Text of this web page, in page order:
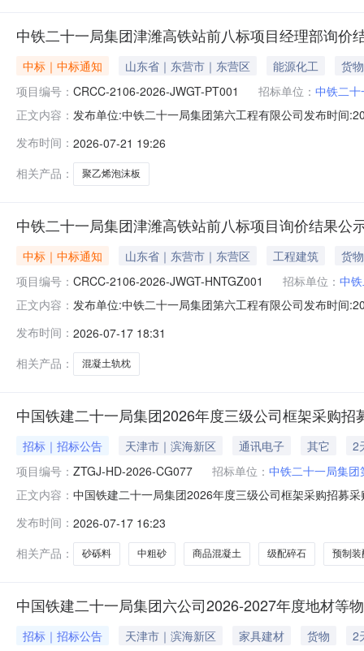
中铁二十一局集团津潍高铁站前八标项目经理部询价
中标｜中标通知 山东省｜东营市｜东营区 能源化工
货物
项目编号： CRCC-2106-2026-JWGT-PT001 招标单位： 中铁二
正文内容： 发布单位:中铁二十一局集团第六工程有限公司发布时间
CRCC-2106-2026-JWGT-PT001），现将询价结果公示
发布时间： 2026-07-21 19:26
相关产品：
聚乙烯泡沫板
中铁二十一局集团津潍高铁站前八标项目询价结果公
中标｜中标通知 山东省｜东营市｜东营区 工程建筑
货物
项目编号： CRCC-2106-2026-JWGT-HNTGZ001 招标单位： 中
正文内容： 发布单位:中铁二十一局集团第六工程有限公司发布时间
价编号：CRCC-2106-2026-JWGT-HNTGZ001），现将
发布时间： 2026-07-17 18:31
相关产品：
混凝土轨枕
中国铁建二十一局集团2026年度三级公司框架采购招
招标｜招标公告 天津市｜滨海新区 通讯电子 其它
2
项目编号： ZTGJ-HD-2026-CG077 招标单位： 中铁二十一局集
正文内容： 中国铁建二十一局集团2026年度三级公司框架采购招募
程有限公司进行2026-2027年度全国范围内推进地材等
发布时间： 2026-07-17 16:23
相关产品：
砂砾料 中粗砂 商品混凝土 级配碎石 预制装
中国铁建二十一局集团六公司2026-2027年度地材等
招标｜招标公告 天津市｜滨海新区 家具建材 货物
2